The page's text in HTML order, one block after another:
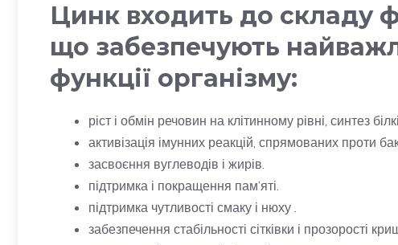
Цинк входить до складу
що забезпечують
функції організму:
ріст і обмін речовин на клітинному рівні, синтез
активізація імунних реакцій, спрямованих проти
засвоєння вуглеводів і жирів.
підтримка і покращення пам’яті.
підтримка чутливості смаку і нюху .
забезпечення стабільності сітківки і прозорості